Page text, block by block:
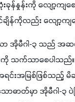
းခုန်နှုန်းကို လျော့ကျ
ချိန်ကိုလည်း လျော့ကျ
ော အိုမီဂါ-၃ သည် အဆ
းကို သက်သာစေပါသည်
င်းအမြစ်ဖြစ်သည့်
ာဓာတ်မှာ အိုမီဂါ-၃ ပဲ